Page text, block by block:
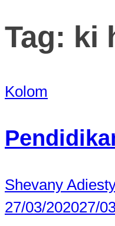
Tag: ki
Kolom
Shevany
27/03/202027/